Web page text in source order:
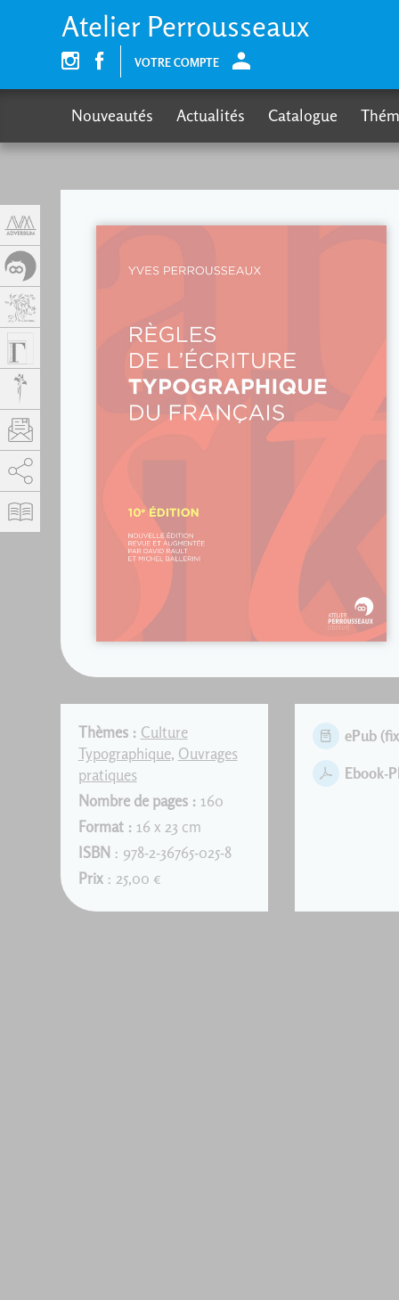
Thèmes : Culture
Typographique, Ouvrages
pratiques
Nombre de pages : 160
Format : 16 x 23 cm
ISBN : 978-2-36765-025-8
Prix: 25,00 €
ePub
Ebook-
Atelier Perrousseaux
VOTRE COMPTE
Nouveautés Actualités Catalogue
Panneau de gestion des cookies